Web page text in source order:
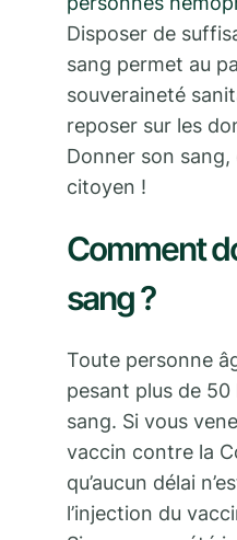
Disposer de
sang permet au
souveraineté
reposer sur les
Donner son sang,
citoyen !
Comment
sang ?
Toute personne
pesant plus de
sang. Si vous
vaccin contre la
qu’aucun délai
l’injection du